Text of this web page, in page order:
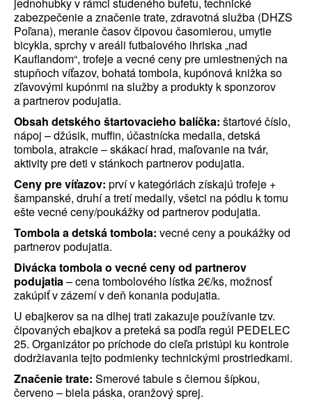
zabezpečenie a značenie trate, zdravotná služba (DHZS
Poľana), meranie časov čipovou časomierou, umytie
bicykla, sprchy v areáli futbalového ihriska „nad
Kauflandom“, trofeje a vecné ceny pre umiestnených na
stupňoch víťazov, bohatá tombola, kupónová knižka so
zľavovými kupónmi na služby a produkty k sponzorov
a partnerov podujatia.
Obsah detského štartovacieho balíčka: štartové číslo,
nápoj – džúsik, muffin, účastnícka medaila, detská
tombola, atrakcie – skákací hrad, maľovanie na tvár,
aktivity pre deti v stánkoch partnerov podujatia.
Ceny pre víťazov: prví v kategóriách získajú trofeje +
šampanské, druhí a tretí medaily, všetci na pódiu k tomu
ešte vecné ceny/poukážky od partnerov podujatia.
Tombola a detská tombola: vecné ceny a poukážky od
partnerov podujatia.
Divácka tombola o vecné ceny od partnerov
podujatia – cena tombolového lístka 2€/ks, možnosť
zakúpiť v zázemí v deň konania podujatia.
U ebajkerov sa na dlhej trati zakazuje používanie tzv.
čipovaných ebajkov a preteká sa podľa regúl PEDELEC
25. Organizátor po príchode do cieľa pristúpi ku kontrole
dodržiavania tejto podmienky technickými prostriedkami.
Značenie trate: Smerové tabule s čiernou šípkou,
červeno – biela páska, oranžový sprej.